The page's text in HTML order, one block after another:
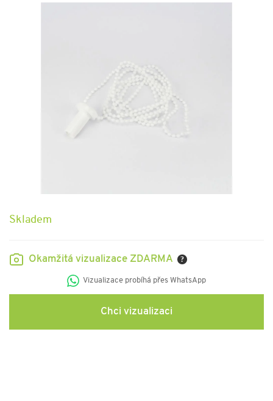
Skladem
Okamžitá vizualizace ZDARMA ?
Vizualizace probíhá přes WhatsApp
Chci vizualizaci